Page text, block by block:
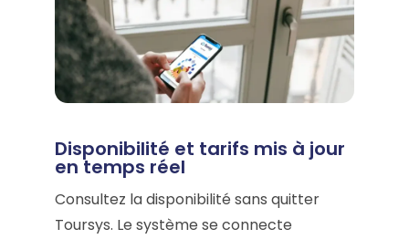
Disponibilité et tarifs mis à jour
en temps réel
Consultez la disponibilité sans quitter
Toursys. Le système se connecte